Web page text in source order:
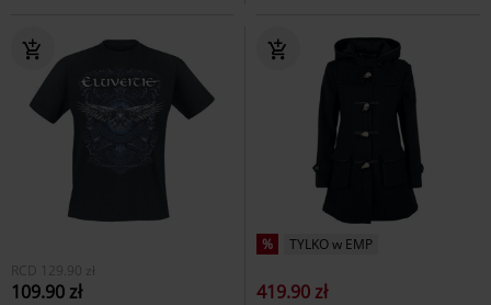
RCD 129.90 zł
109.90 zł
% TYLKO w EMP
419.90 zł